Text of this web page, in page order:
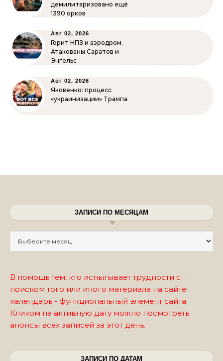
демилитаризовано ещё
1390 орков
Авг 02, 2026
Горит НПЗ и аэродром.
Атакованы Саратов и
Энгельс
Авг 02, 2026
Яковенко: процесс
«украинизации» Трампа
ЗАПИСИ ПО МЕСЯЦАМ
В помощь тем, кто испытывает трудности с
поиском того или иного материала на сайте:
календарь - функциональный элемент сайта.
Кликом на активную дату можно посмотреть
анонсы всех записей за этот день.
ЗАПИСИ ПО ДАТАМ